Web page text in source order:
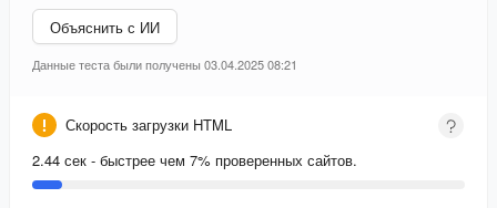
Объяснить с ИИ
Данные теста были получены 03.04.2025 08:21
Скорость загрузки HTML
2.44 сек - быстрее чем 7% проверенных сайтов.